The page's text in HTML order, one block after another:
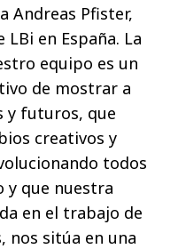
Andreas Pfister,
en España. La
equipo es un
de mostrar a
y futuros, que
creativos y
todos
y que nuestra
en el trabajo de
nos sitúa en una